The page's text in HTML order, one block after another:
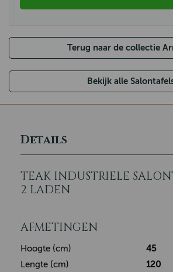
Terug naar de collectie
Bekijk alle
Details
TEAK INDUSTRIELE
2 LADEN
AFMETINGEN
Hoogte (cm)
45
Lengte (cm)
120